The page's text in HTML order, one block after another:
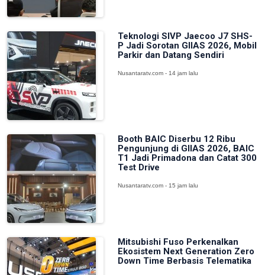
Teknologi SIVP Jaecoo J7 SHS-
P Jadi Sorotan GIIAS 2026, Mobil
Parkir dan Datang Sendiri
Nusantaratv.com - 14 jam lalu
Booth BAIC Diserbu 12 Ribu
Pengunjung di GIIAS 2026, BAIC
T1 Jadi Primadona dan Catat 300
Test Drive
Nusantaratv.com - 15 jam lalu
Mitsubishi Fuso Perkenalkan
Ekosistem Next Generation Zero
Down Time Berbasis Telematika